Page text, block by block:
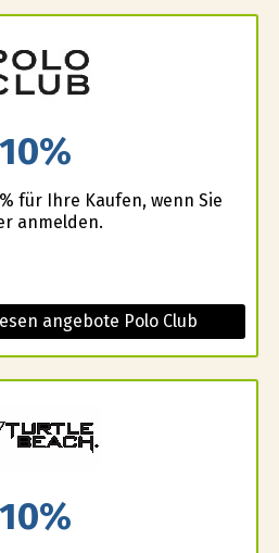
10%
für Ihre Kaufen, wenn Sie
anmelden.
angebote Polo Club
10%